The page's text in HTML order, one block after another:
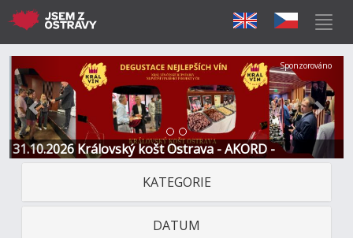
31.10.2026 Královský košt Ostrava - AKORD -
Restaurace a Hotel
Předchozí Další
Sponzorováno
KATEGORIE
DATUM